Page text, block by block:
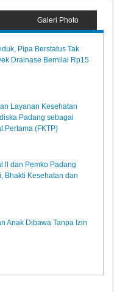
Galeri Photo
Pipa Berstatus Tak
Drainase Bernilai Rp15
Layanan Kesehatan
Padang sebagai
Pertama (FKTP)
ll dan Pemko Padang
Bhakti Kesehatan dan
Anak Dibawa Tanpa Izin